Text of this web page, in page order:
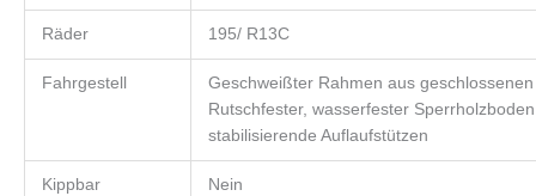
Räder 195/ R13C
Fahrgestell
Geschweißter Rahmen aus
Rutschfester, wasserfester
stabilisierende Auflaufstützen
Kippbar Nein